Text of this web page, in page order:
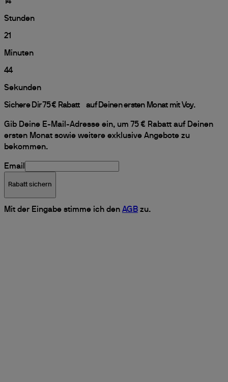
14
Stunden
21
Minuten
43
Sekunden
Sichere Dir 75 € Rabatt auf Deinen ersten Monat mit Voy.
Gib Deine E-Mail-Adresse ein, um 75 € Rabatt auf Deinen
ersten Monat sowie weitere exklusive Angebote zu
bekommen.
Email
Rabatt sichern
Mit der Eingabe stimme ich den AGB zu.